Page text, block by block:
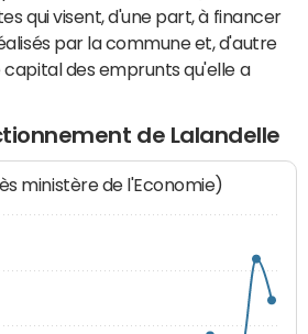
qui visent, d'une part, à financer
par la commune et, d'autre
des emprunts qu'elle a
de Lalandelle
ministère de l'Economie)